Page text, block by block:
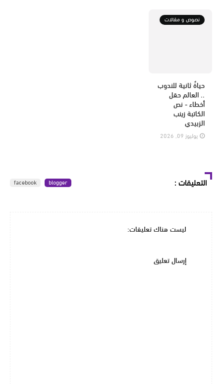
نصوص و مقالات
حياةٌ ثانية للندوب
.. العالم حقل
أخطاء - نص
الكاتبة زينب
الزبيدي
يوليوز 09, 2026
التعليقات :
blogger
facebook
ليست هناك تعليقات:
إرسال تعليق